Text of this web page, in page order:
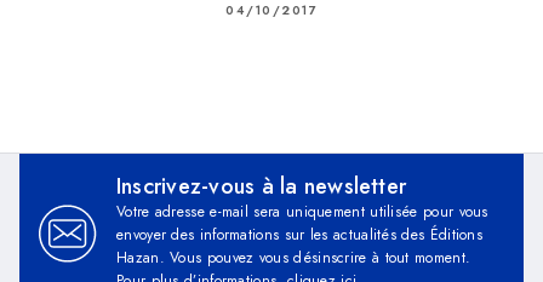
04/10/2017
Inscrivez-vous à la newsletter
Votre adresse e-mail sera uniquement utilisée pour vous
envoyer des informations sur les actualités des Éditions
Hazan. Vous pouvez vous désinscrire à tout moment.